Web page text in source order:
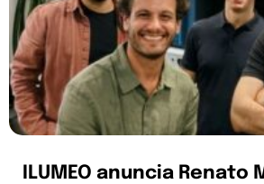
ILUMEO anuncia Renato